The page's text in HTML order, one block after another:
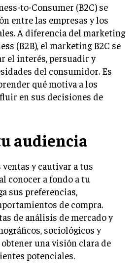
MARKETING
POSICIONAMIENTO WEB SEO
CORPORATIVA
DE MERCADO
to-Consumer (B2C) se
entre las empresas y los
A diferencia del marketing
(B2B), el marketing B2C se
el interés, persuadir y
del consumidor. Es
qué motiva a los
en sus decisiones de
audiencia
y cautivar a tus
conocer a fondo a tu
sus preferencias,
de compra.
de análisis de mercado y
sociológicos y
una visión clara de
potenciales.